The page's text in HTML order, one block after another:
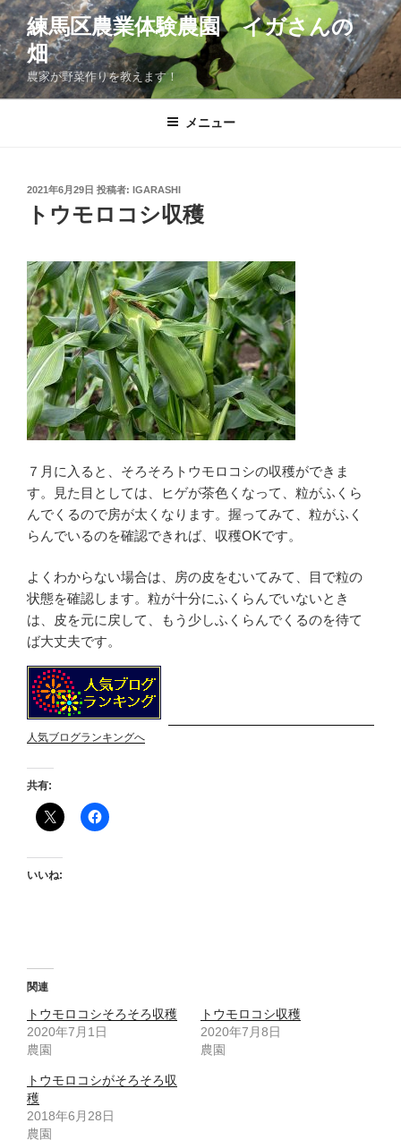
コ
ン
テ
ン
ツ
練馬区農業体験農園 イガさんの
畑
農家が野菜作りを教えます！
メニュー
投
稿
2021年6月29日 投稿者: IGARASHI
トウモロコシ収穫
７月に入ると、そろそろトウモロコシの収穫ができま
す。見た目としては、ヒゲが茶色くなって、粒がふくら
んでくるので房が太くなります。握ってみて、粒がふく
らんでいるのを確認できれば、収穫OKです。
よくわからない場合は、房の皮をむいてみて、目で粒の
状態を確認します。粒が十分にふくらんでいないとき
は、皮を元に戻して、もう少しふくらんでくるのを待て
ば大丈夫です。
人気ブログランキングへ
共有:
いいね:
関連
トウモロコシそろそろ収穫
2020年7月1日
農園
トウモロコシ収穫
2020年7月8日
農園
トウモロコシがそろそろ収
穫
2018年6月28日
農園